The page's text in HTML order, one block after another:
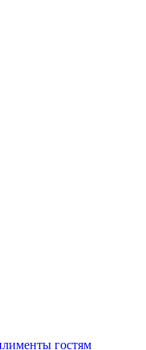
гостям